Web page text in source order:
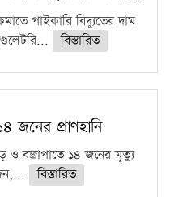
পাইকারি বিদ্যুতের দাম
বিস্তারিত
জনের প্রাণহানি
ও বজ্রাপাতে ১৪ জনের মৃত্যু
বিস্তারিত